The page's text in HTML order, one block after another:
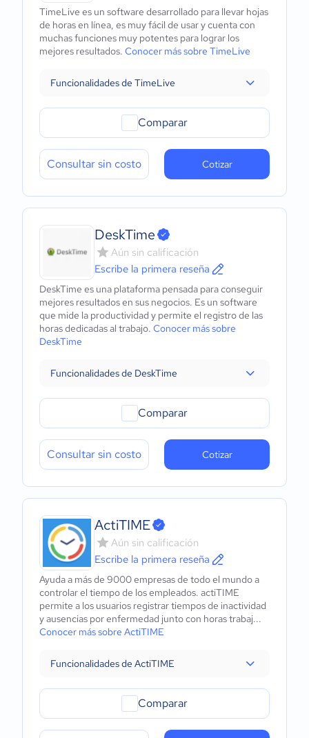
TimeLive es un software desarrollado para llevar hojas
de horas en línea, es muy fácil de usar y cuenta con
muchas funciones muy potentes para lograr los
mejores resultados. Conocer más sobre TimeLive
Funcionalidades de TimeLive
Comparar
Consultar sin costo Cotizar
DeskTime
Aún sin calificación
Escribe la primera reseña
DeskTime es una plataforma pensada para conseguir
mejores resultados en sus negocios. Es un software
que mide la productividad y permite el registro de las
horas dedicadas al trabajo. Conocer más sobre
DeskTime
Funcionalidades de DeskTime
Comparar
Consultar sin costo Cotizar
ActiTIME
Aún sin calificación
Escribe la primera reseña
Ayuda a más de 9000 empresas de todo el mundo a
controlar el tiempo de los empleados. actiTIME
permite a los usuarios registrar tiempos de inactividad
y ausencias por enfermedad junto con horas trabaj...
Conocer más sobre ActiTIME
Funcionalidades de ActiTIME
Comparar